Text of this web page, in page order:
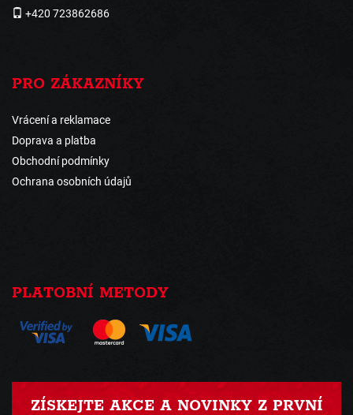
+420 723862686
PRO ZÁKAZNÍKY
Vrácení a reklamace
Doprava a platba
Obchodní podmínky
Ochrana osobních údajů
PLATOBNÍ METODY
ZÍSKEJTE AKCE A NOVINKY Z PRVNÍ